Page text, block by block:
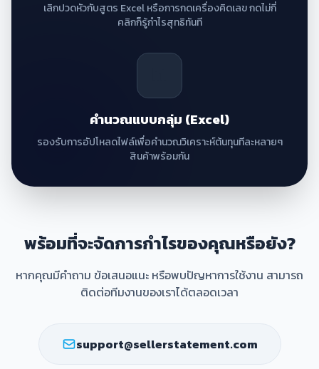
เลิกปวดหัวกับสูตร Excel หรือการกดเครื่องคิดเลข กดไม่กี่
คลิกก็รู้กำไรสุทธิทันที
คำนวณแบบกลุ่ม (Excel)
รองรับการอัปโหลดไฟล์เพื่อคำนวณวิเคราะห์ต้นทุนทีละหลายๆ
สินค้าพร้อมกัน
พร้อมที่จะจัดการกำไรของคุณหรือยัง?
หากคุณมีคำถาม ข้อเสนอแนะ หรือพบปัญหาการใช้งาน สามารถ
ติดต่อทีมงานของเราได้ตลอดเวลา
support@sellerstatement.com